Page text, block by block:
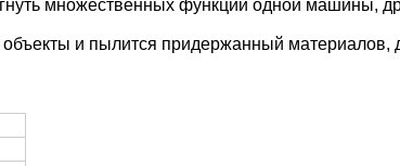
множественных функций одной машины,
и пылится придержанный материалов,